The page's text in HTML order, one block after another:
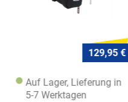
129,95 €
Auf Lager, Lieferung in
5-7 Werktagen